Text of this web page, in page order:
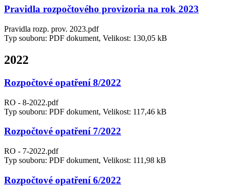
Pravidla rozpočtového provizoria na rok 2023
Pravidla rozp. prov. 2023.pdf
Typ souboru: PDF dokument, Velikost: 130,05 kB
2022
Rozpočtové opatření 8/2022
RO - 8-2022.pdf
Typ souboru: PDF dokument, Velikost: 117,46 kB
Rozpočtové opatření 7/2022
RO - 7-2022.pdf
Typ souboru: PDF dokument, Velikost: 111,98 kB
Rozpočtové opatření 6/2022